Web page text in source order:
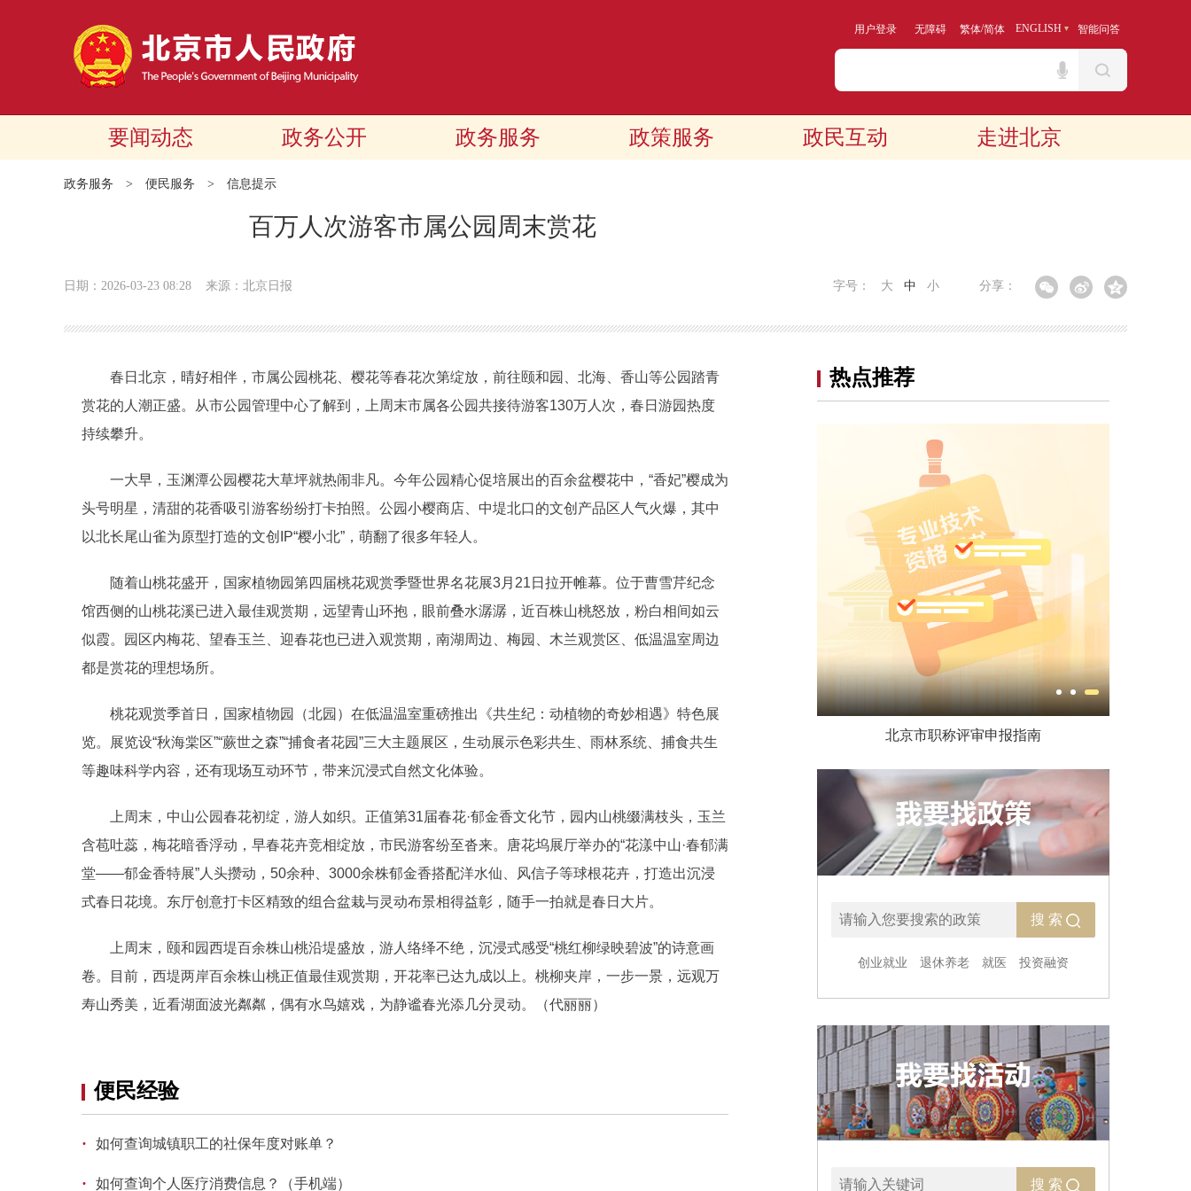
用户登录 无障碍 繁体/简体 ENGLISH 智能问答
要闻动态 政务公开 政务服务 政策服务 政民互动 走进北京
政务服务 > 便民服务 > 信息提示
百万人次游客市属公园周末赏花
日期：2026-03-23 08:28 来源：北京日报 分享：
字号： 大 中 小
春日北京，晴好相伴，市属公园桃花、樱花等春花次第绽放，前往颐和园、北海、香山等公园踏青
赏花的人潮正盛。从市公园管理中心了解到，上周末市属各公园共接待游客130万人次，春日游园热度
持续攀升。
一大早，玉渊潭公园樱花大草坪就热闹非凡。今年公园精心促培展出的百余盆樱花中，“香妃”樱成为
头号明星，清甜的花香吸引游客纷纷打卡拍照。公园小樱商店、中堤北口的文创产品区人气火爆，其中
以北长尾山雀为原型打造的文创IP“樱小北”，萌翻了很多年轻人。
随着山桃花盛开，国家植物园第四届桃花观赏季暨世界名花展3月21日拉开帷幕。位于曹雪芹纪念
馆西侧的山桃花溪已进入最佳观赏期，远望青山环抱，眼前叠水潺潺，近百株山桃怒放，粉白相间如云
似霞。园区内梅花、望春玉兰、迎春花也已进入观赏期，南湖周边、梅园、木兰观赏区、低温温室周边
都是赏花的理想场所。
桃花观赏季首日，国家植物园（北园）在低温温室重磅推出《共生纪：动植物的奇妙相遇》特色展
览。展览设“秋海棠区”“蕨世之森”“捕食者花园”三大主题展区，生动展示色彩共生、雨林系统、捕食共生
等趣味科学内容，还有现场互动环节，带来沉浸式自然文化体验。
上周末，中山公园春花初绽，游人如织。正值第31届春花·郁金香文化节，园内山桃缀满枝头，玉兰
含苞吐蕊，梅花暗香浮动，早春花卉竞相绽放，市民游客纷至沓来。唐花坞展厅举办的“花漾中山·春郁满
堂——郁金香特展”人头攒动，50余种、3000余株郁金香搭配洋水仙、风信子等球根花卉，打造出沉浸
式春日花境。东厅创意打卡区精致的组合盆栽与灵动布景相得益彰，随手一拍就是春日大片。
上周末，颐和园西堤百余株山桃沿堤盛放，游人络绎不绝，沉浸式感受“桃红柳绿映碧波”的诗意画
卷。目前，西堤两岸百余株山桃正值最佳观赏期，开花率已达九成以上。桃柳夹岸，一步一景，远观万
寿山秀美，近看湖面波光粼粼，偶有水鸟嬉戏，为静谧春光添几分灵动。（代丽丽）
便民经验
· 如何查询城镇职工的社保年度对账单？
· 如何查询个人医疗消费信息？（手机端）
热点推荐